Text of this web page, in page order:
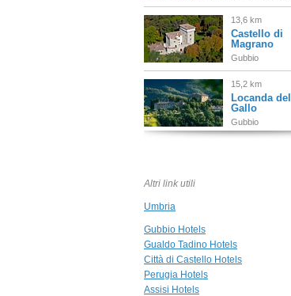
13,6 km
Castello di
Magrano
Gubbio
15,2 km
Locanda del
Gallo
Gubbio
Pianello
Altri link utili
Umbria
Gubbio Hotels
Gualdo Tadino Hotels
Città di Castello Hotels
Perugia Hotels
Assisi Hotels